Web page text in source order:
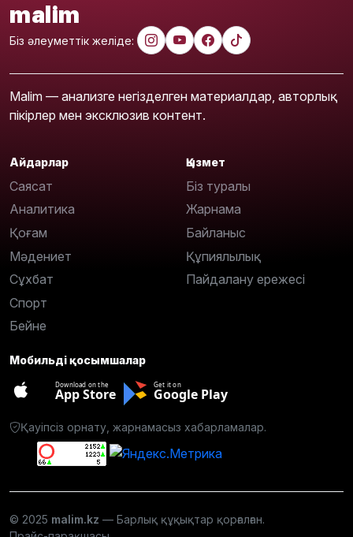
malim
Біз әлеуметтік желіде:
Malim — анализге негізделген материалдар, авторлық
пікірлер мен эксклюзив контент.
Айдарлар
Саясат
Аналитика
Қоғам
Мәдениет
Сұхбат
Спорт
Бейне
Қызмет
Біз туралы
Жарнама
Байланыс
Құпиялылық
Пайдалану ережесі
Мобильді қосымшалар
Download on the
App Store
Get it on
Google Play
Қауіпсіз орнату, жарнамасыз хабарламалар.
© 2025 malim.kz — Барлық құқықтар қорғалған.